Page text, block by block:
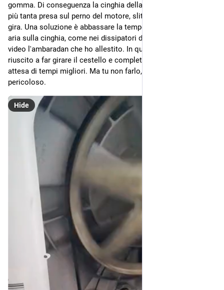
gomma. Di conseguenza la cinghia della mia lavatrice non fa
più tanta presa sul perno del motore, slitta e il cestello non
gira. Una soluzione è abbassare la temperatura facendo girare
aria sulla cinghia, come nei dissipatori dei processori. Nel
video l'ambaradan che ho allestito. In questo modo sono
riuscito a far girare il cestello e completare il lavaggio, in
attesa di tempi migliori. Ma tu non farlo, può essere
pericoloso.
Hide